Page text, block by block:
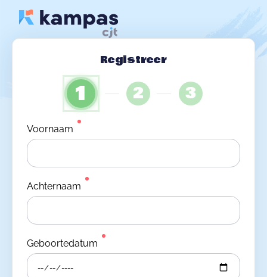
Registreer
1 2 3
Voornaam
Achternaam
Geboortedatum